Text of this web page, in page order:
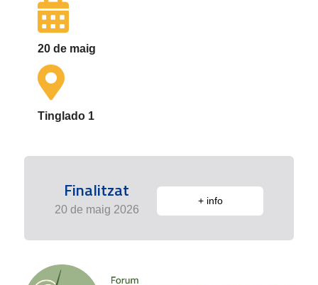
20 de maig
Tinglado 1
Finalitzat
20 de maig 2026
+ info